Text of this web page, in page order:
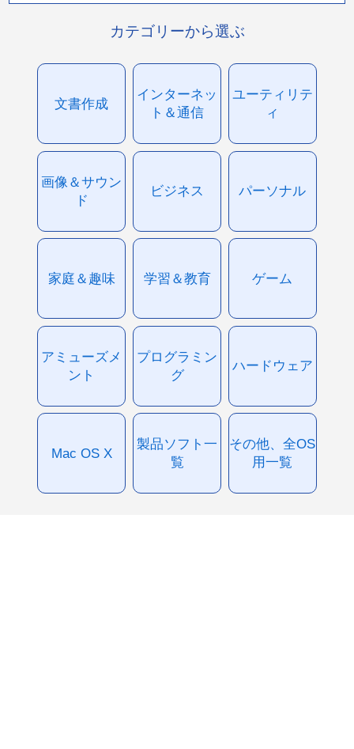
カテゴリーから選ぶ
文書作成
インターネッ
ト＆通信
ユーティリテ
ィ
画像＆サウン
ド
ビジネス パーソナル
家庭＆趣味 学習＆教育 ゲーム
アミューズメ
ント
プログラミン
グ
ハードウェア
Mac OS X
製品ソフト一
覧
その他、全OS
用一覧